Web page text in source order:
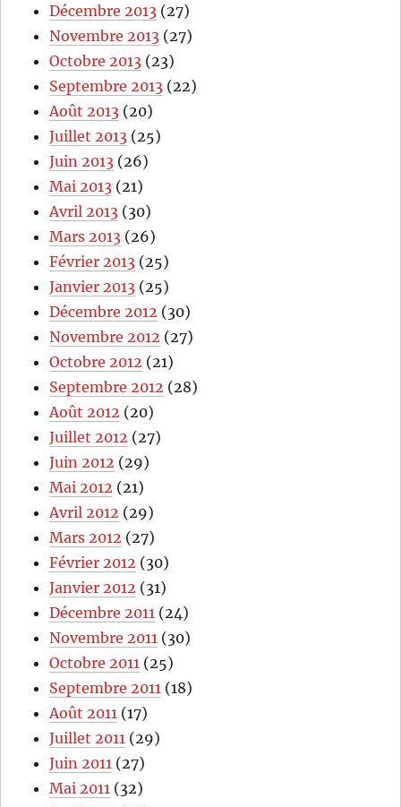
Décembre 2013 (27)
Novembre 2013 (27)
Octobre 2013 (23)
Septembre 2013 (22)
Août 2013 (20)
Juillet 2013 (25)
Juin 2013 (26)
Mai 2013 (21)
Avril 2013 (30)
Mars 2013 (26)
Février 2013 (25)
Janvier 2013 (25)
Décembre 2012 (30)
Novembre 2012 (27)
Octobre 2012 (21)
Septembre 2012 (28)
Août 2012 (20)
Juillet 2012 (27)
Juin 2012 (29)
Mai 2012 (21)
Avril 2012 (29)
Mars 2012 (27)
Février 2012 (30)
Janvier 2012 (31)
Décembre 2011 (24)
Novembre 2011 (30)
Octobre 2011 (25)
Septembre 2011 (18)
Août 2011 (17)
Juillet 2011 (29)
Juin 2011 (27)
Mai 2011 (32)